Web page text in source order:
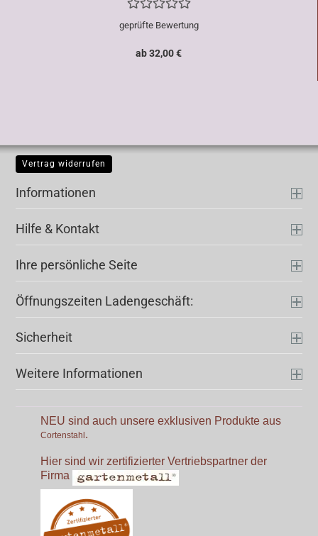
geprüfte Bewertung
ab 32,00 €
Vertrag widerrufen
Informationen
Hilfe & Kontakt
Ihre persönliche Seite
Öffnungszeiten Ladengeschäft:
Sicherheit
Weitere Informationen
NEU sind auch unsere exklusiven Produkte aus
Cortenstahl.
Hier sind wir zertifizierter Vertriebspartner der
Firma